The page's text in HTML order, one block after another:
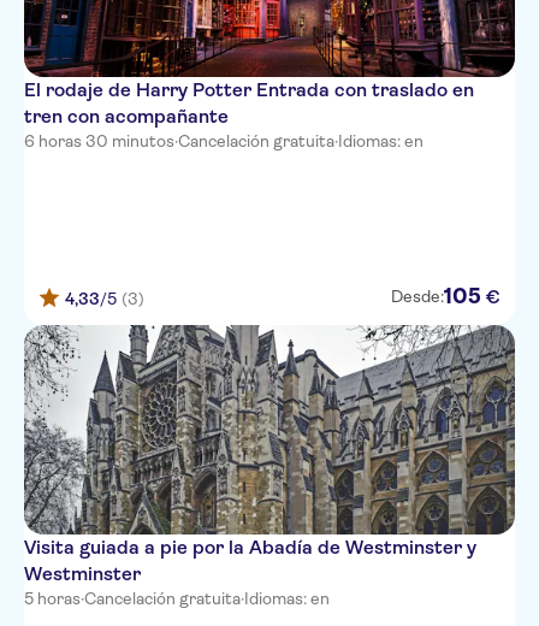
El rodaje de Harry Potter Entrada con traslado en
tren con acompañante
6 horas 30 minutos·Cancelación gratuita·Idiomas: en
4,33/5 (3) Desde:105 €
Visita guiada a pie por la Abadía de Westminster y
Westminster
5 horas·Cancelación gratuita·Idiomas: en